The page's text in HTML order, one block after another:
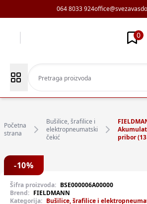
064 8033 924
0
Početna
strana
Bušilice, šrafilice i
elektropneumatski
čekić
pribor
-10%
Šifra proizvoda: BSE000006A00000
Brend: FIELDMANN
Kategorija: Bušilice, šrafilice i